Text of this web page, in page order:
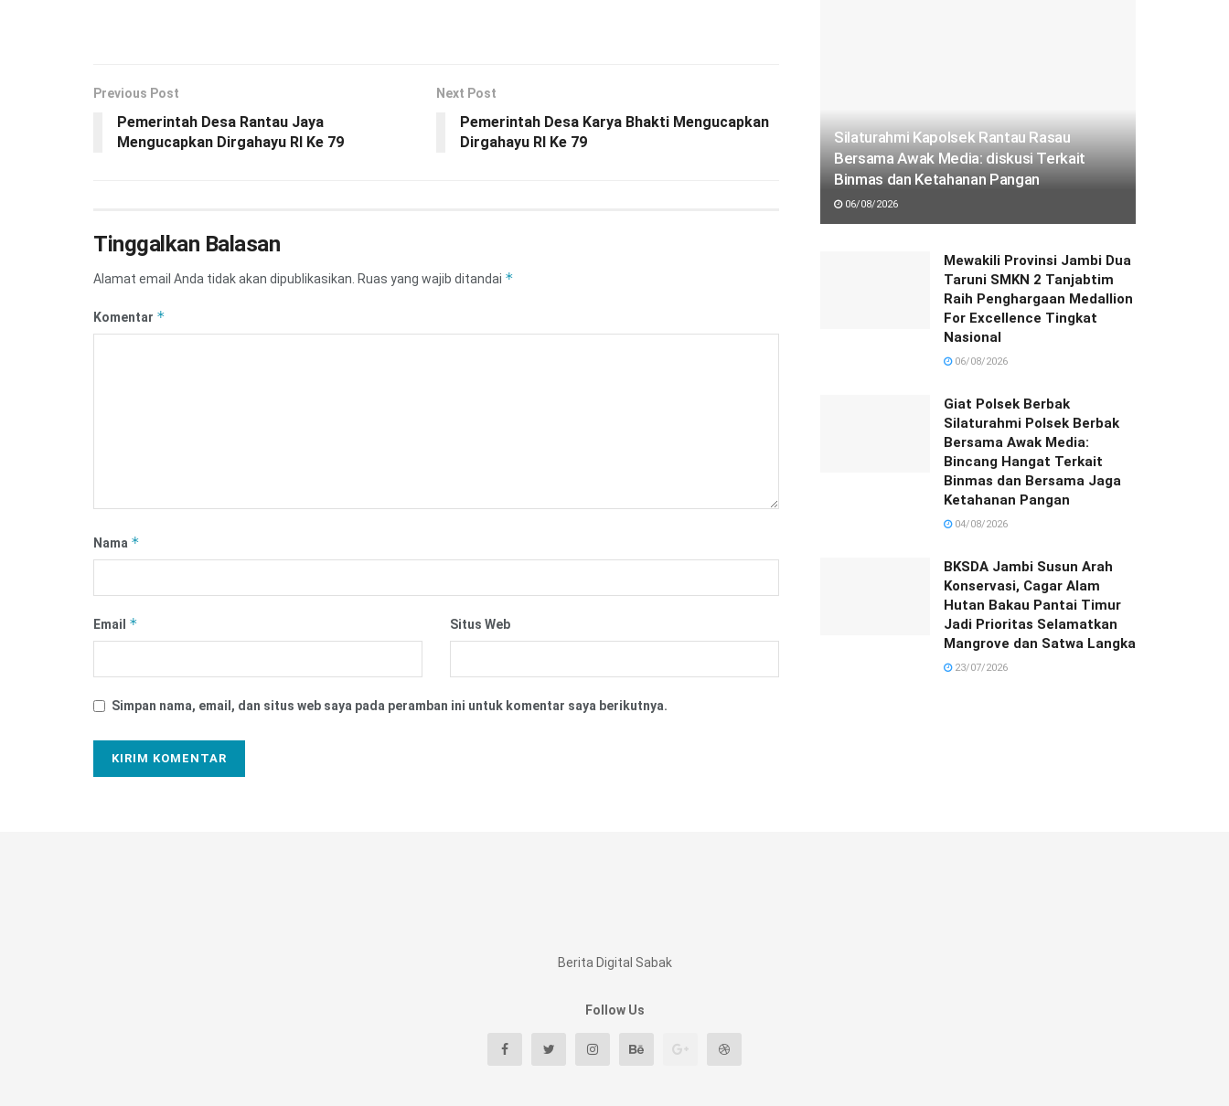
Previous Post
Pemerintah Desa Rantau Jaya
Mengucapkan Dirgahayu RI Ke 79
Next Post
Pemerintah Desa Karya Bhakti Mengucapkan
Dirgahayu RI Ke 79
Tinggalkan Balasan
Alamat email Anda tidak akan dipublikasikan. Ruas yang wajib ditandai *
Komentar *
Nama *
Email * Situs Web
Simpan nama, email, dan situs web saya pada peramban ini untuk komentar saya berikutnya.
Silaturahmi Kapolsek Rantau Rasau
Bersama Awak Media: diskusi Terkait
Binmas dan Ketahanan Pangan
06/08/2026
Mewakili Provinsi Jambi Dua
Taruni SMKN 2 Tanjabtim
Raih Penghargaan Medallion
For Excellence Tingkat
Nasional
06/08/2026
Giat Polsek Berbak
Silaturahmi Polsek Berbak
Bersama Awak Media:
Bincang Hangat Terkait
Binmas dan Bersama Jaga
Ketahanan Pangan
04/08/2026
BKSDA Jambi Susun Arah
Konservasi, Cagar Alam
Hutan Bakau Pantai Timur
Jadi Prioritas Selamatkan
Mangrove dan Satwa Langka
23/07/2026
Berita Digital Sabak
Follow Us